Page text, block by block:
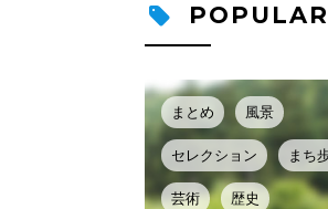
まとめ 風景
セレクション まち
芸術 歴史